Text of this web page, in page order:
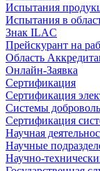
Испытания
Испытания в
Знак ILAC
Прейскурант на
Область
Онлайн-Заявка
Сертификация
Сертификация
Системы
Сертификация
Научная
Научные
Научно-